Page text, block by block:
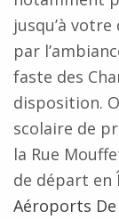
jusqu’à
par
faste des
disposition.
scolaire de
la Rue
de départ en
Aéroports De